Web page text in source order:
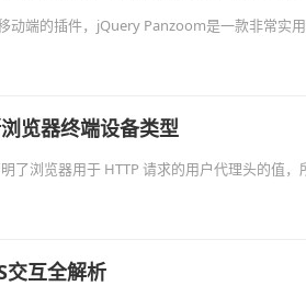
动端的插件，jQuery Panzoom是一款非常实
览器终端设备类型
了浏览器用于 HTTP 请求的用户代理头的值
互全解析